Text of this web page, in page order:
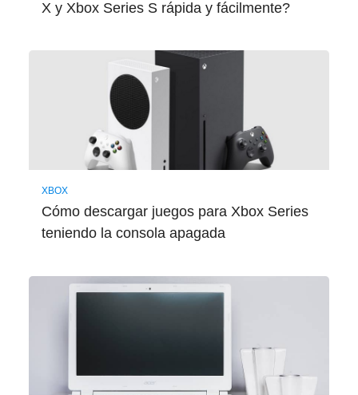
X y Xbox Series S rápida y fácilmente?
XBOX
Cómo descargar juegos para Xbox Series
teniendo la consola apagada